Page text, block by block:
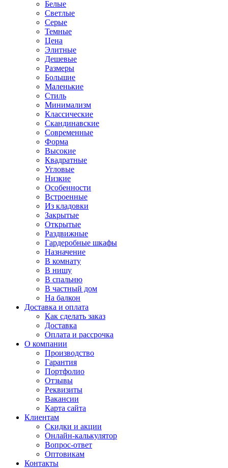
Белые
Светлые
Серые
Темные
Цена
Элитные
Дешевые
Размеры
Большие
Маленькие
Стиль
Минимализм
Классические
Скандинавские
Современные
Форма
Высокие
Квадратные
Угловые
Низкие
Особенности
Встроенные
Из кладовки
Закрытые
Открытые
Раздвижные
Гардеробные шкафы
Назначение
В комнату
В нишу
В спальню
В частный дом
На балкон
Доставка и оплата
Как сделать заказ
Доставка
Оплата и рассрочка
О компании
Производство
Гарантия
Портфолио
Отзывы
Реквизиты
Вакансии
Карта сайта
Клиентам
Скидки и акции
Онлайн-калькулятор
Вопрос-ответ
Оптовикам
Контакты